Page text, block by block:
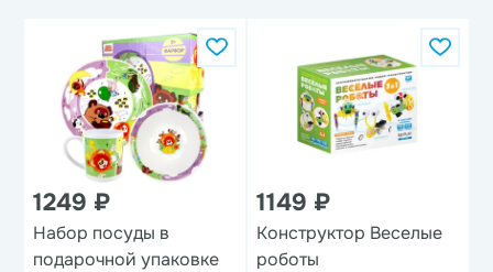
1249 ₽
Набор посуды в
подарочной упаковке
1149 ₽
Конструктор Веселые
роботы